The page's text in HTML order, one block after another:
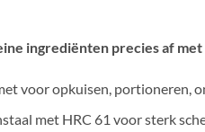
ingrediënten precies af
voor opkuisen, portioneren,
met HRC 61 voor sterk